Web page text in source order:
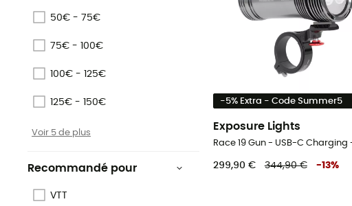
50€ - 75€
75€ - 100€
100€ - 125€
125€ - 150€
Voir 5 de plus
Recommandé pour
VTT
-5% Extra - Code Summer5
Exposure Lights
299,90 € 344,90 € -13%